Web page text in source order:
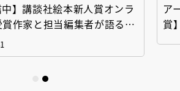
中】講談社絵本新人賞オンラ
作家と担当編集者が語る
」
ア
賞